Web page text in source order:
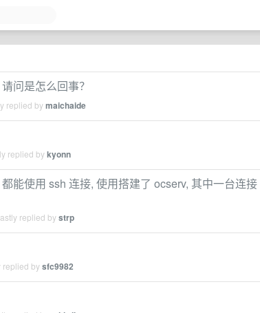
问是怎么回事？
replied bymaichaide
replied bykyonn
能使用 ssh 连接, 使用搭建了 ocserv, 其中一台连接
replied bystrp
bysfc9982